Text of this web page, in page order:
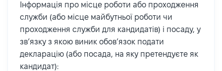
Інформація про місце роботи або проходження
служби (або місце майбутньої роботи чи
проходження служби для кандидатів) і посаду, у
зв’язку з якою виник обов’язок подати
декларацію (або посада, на яку претендуєте як
кандидат):